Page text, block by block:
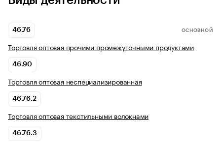
46.76 ОСНОВНОЙ
Торговля оптовая прочими промежуточными продуктами
46.90
Торговля оптовая неспециализированная
46.76.2
Торговля оптовая текстильными волокнами
46.76.3